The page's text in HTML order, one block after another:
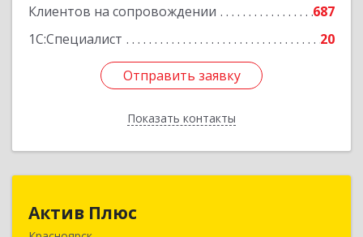
Клиентов на сопровождении
687
1С:Специалист
20
Отправить заявку
Показать контакты
Отправить заявку
Назад
Актив Плюс